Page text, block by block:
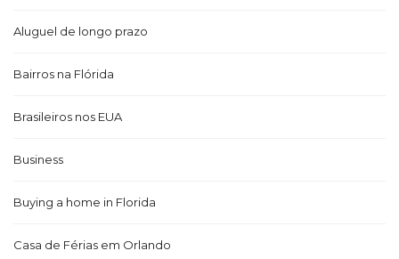
Aluguel de longo prazo
Bairros na Flórida
Brasileiros nos EUA
Business
Buying a home in Florida
Casa de Férias em Orlando